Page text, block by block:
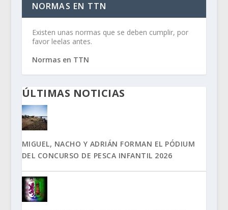
NORMAS EN TTN
Existen unas normas que se deben cumplir, por
favor leelas antes.
Normas en TTN
ÚLTIMAS NOTICIAS
MIGUEL, NACHO Y ADRIÁN FORMAN EL PÓDIUM
DEL CONCURSO DE PESCA INFANTIL 2026